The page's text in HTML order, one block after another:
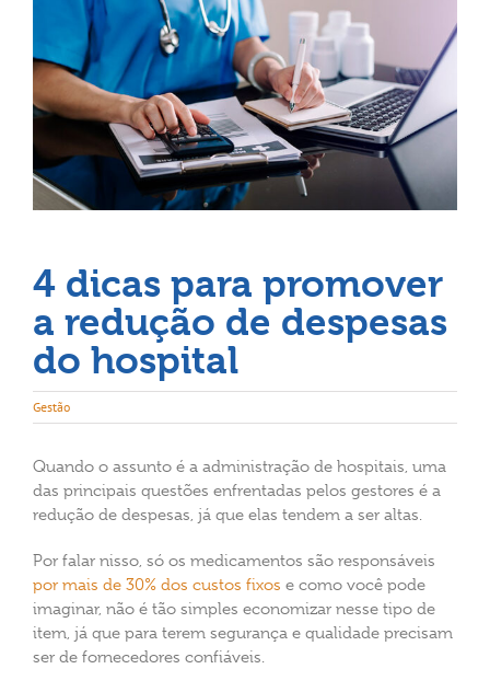
4 dicas para promover
a redução de despesas
do hospital
Gestão
Quando o assunto é a administração de hospitais, uma
das principais questões enfrentadas pelos gestores é a
redução de despesas, já que elas tendem a ser altas.
Por falar nisso, só os medicamentos são responsáveis
por mais de 30% dos custos fixos e como você pode
imaginar, não é tão simples economizar nesse tipo de
item, já que para terem segurança e qualidade precisam
ser de fornecedores confiáveis.